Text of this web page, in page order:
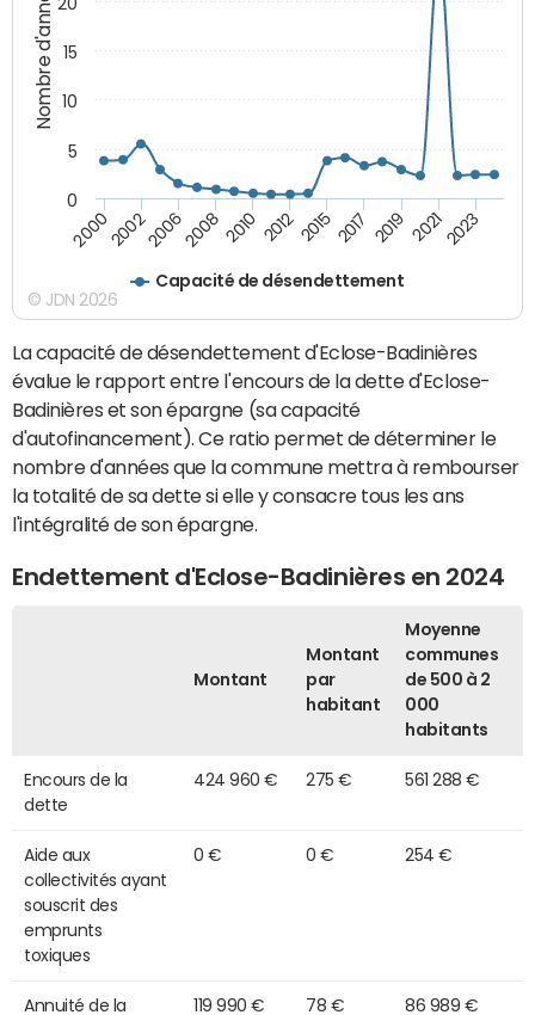
Nombre d'années
Capacité de désendettement
20002002200620082010 2012 2015 2017 2019 20212023
0
5
10
15
© JDN 2026
La capacité de désendettement d'Eclose-Badinières
évalue le rapport entre l'encours de la dette d'Eclose-
Badinières et son épargne (sa capacité
d'autofinancement). Ce ratio permet de déterminer le
nombre d'années que la commune mettra à rembourser
la totalité de sa dette si elle y consacre tous les ans
l'intégralité de son épargne.
Endettement d'Eclose-Badinières en 2024
Montant
Montant
par
habitant
Moyenne
communes
de 500 à 2
000
habitants
Encours de la
dette
424 960 € 275 € 561 288 €
Aide aux
collectivités ayant
souscrit des
emprunts
toxiques
0 € 0 € 254 €
Annuité de la
119 990 € 78 € 86 989 €